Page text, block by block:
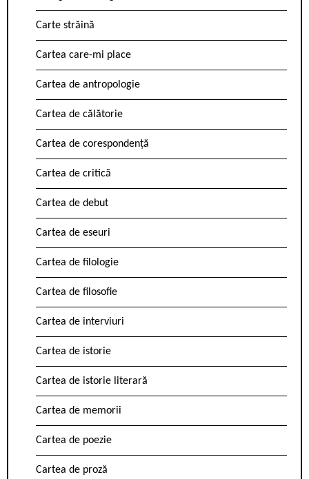
Carte străină
Cartea care-mi place
Cartea de antropologie
Cartea de călătorie
Cartea de corespondență
Cartea de critică
Cartea de debut
Cartea de eseuri
Cartea de filologie
Cartea de filosofie
Cartea de interviuri
Cartea de istorie
Cartea de istorie literară
Cartea de memorii
Cartea de poezie
Cartea de proză